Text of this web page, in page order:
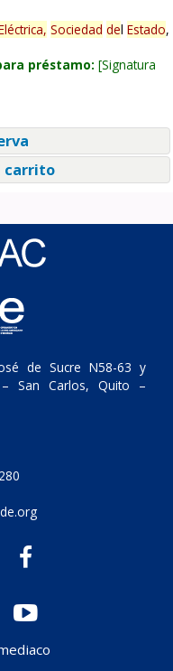
Sociedad del Estado,
préstamo: Signatura
carrito
de Sucre N58-63 y
– San Carlos, Quito –